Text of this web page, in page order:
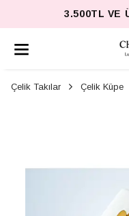
3.500TL
Çelik Takılar Çelik Küpe